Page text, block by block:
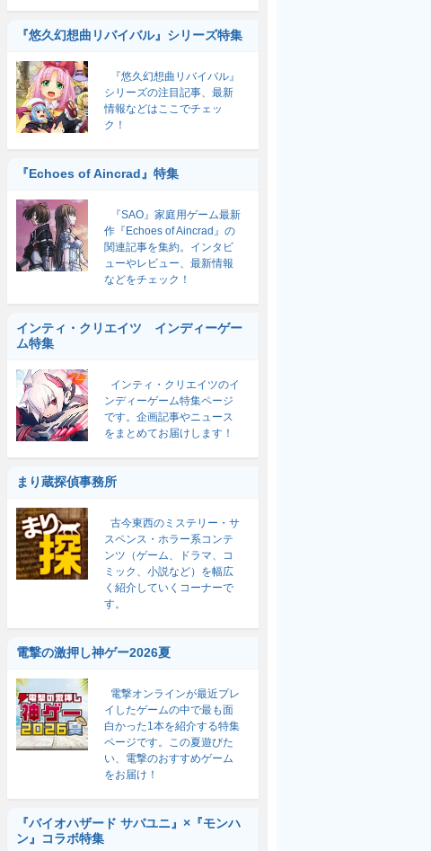
『悠久幻想曲リバイバル』シリーズ特集
『悠久幻想曲リバイバル』
シリーズの注目記事、最新
情報などはここでチェッ
ク！
『Echoes of Aincrad』特集
『SAO』家庭用ゲーム最新
作『Echoes of Aincrad』の
関連記事を集約。インタビ
ューやレビュー、最新情報
などをチェック！
インティ・クリエイツ インディーゲー
ム特集
インティ・クリエイツのイ
ンディーゲーム特集ページ
です。企画記事やニュース
をまとめてお届けします！
まり蔵探偵事務所
古今東西のミステリー・サ
スペンス・ホラー系コンテ
ンツ（ゲーム、ドラマ、コ
ミック、小説など）を幅広
く紹介していくコーナーで
す。
電撃の激押し神ゲー2026夏
電撃オンラインが最近プレ
イしたゲームの中で最も面
白かった1本を紹介する特集
ページです。この夏遊びた
い、電撃のおすすめゲーム
をお届け！
『バイオハザード サバユニ』×『モンハ
ン』コラボ特集